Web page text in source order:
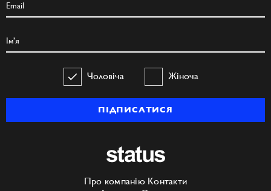
Чоловіча Жіноча
ПІДПИСАТИСЯ
Про компанію Контакти